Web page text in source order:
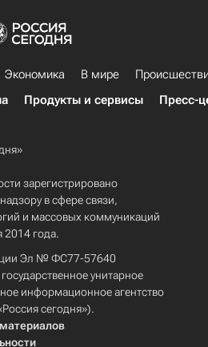
Экономика В мире
Продукты и сервисы Пресс-
зарегистрировано
в сфере связи,
и массовых коммуникаций
2014 года.
Эл № ФС77-57640
унитарное
информационное агентство
сегодня»).